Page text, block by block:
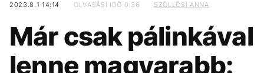
ZENE DIVAT
KULTÚRA ENTR
DUNA FIDESZ
KÁVÉ KONCERT
2023.8.1 14:14 OLVASÁSI IDŐ 0:36 SZÖLLŐSI ANNA
Már csak pálinkával
lenne magyarabb: